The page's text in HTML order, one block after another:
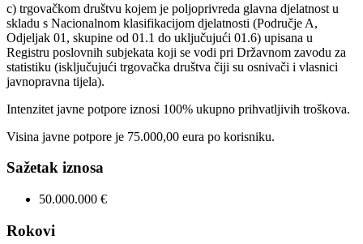
c) trgovačkom društvu kojem je poljoprivreda glavna djelatnost u
skladu s Nacionalnom klasifikacijom djelatnosti (Područje A,
Odjeljak 01, skupine od 01.1 do uključujući 01.6) upisana u
Registru poslovnih subjekata koji se vodi pri Državnom zavodu za
statistiku (isključujući trgovačka društva čiji su osnivači i vlasnici
javnopravna tijela).
Intenzitet javne potpore iznosi 100% ukupno prihvatljivih troškova.
Visina javne potpore je 75.000,00 eura po korisniku.
Sažetak iznosa
50.000.000 €
Rokovi